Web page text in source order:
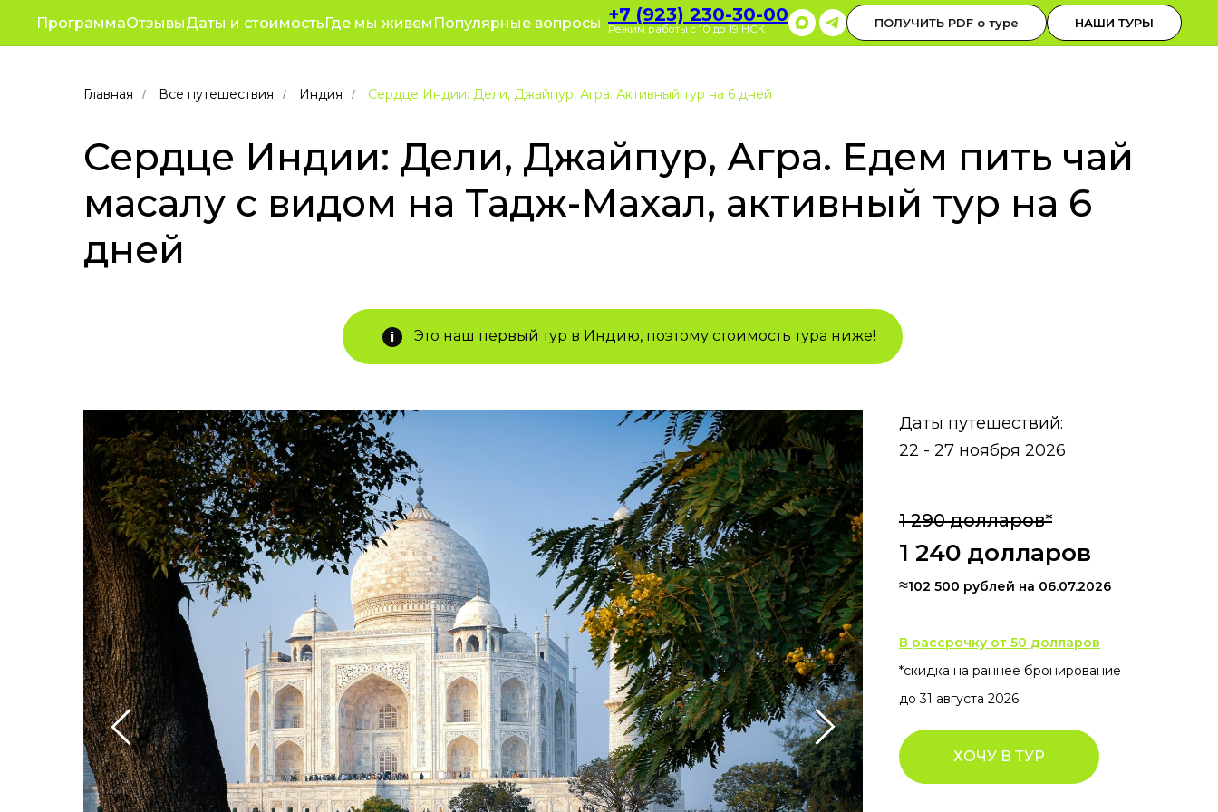
Популярные
туры
Путешествия Корпоративные туры
Полезное
Отзывы
О нас
+7 (923) 230-30-00
Режим работы с 10 до 19 НСК ОБРАТНЫЙ ЗВОНОК
Главная / Все путешествия / Индия / Сердце Индии: Дели, Джайпур, Агра. Активный тур на 6 дней
Сердце Индии: Дели, Джайпур, Агра. Едем пить чай
масалу с видом на Тадж-Махал, активный тур на 6
дней
Это наш первый тур в Индию, поэтому стоимость тура ниже!
i
Даты путешествий:
22 - 27 ноября 2026
1 290 долларов*
1 240 долларов
≈102 500 рублей на 06.07.2026
В рассрочку от 50 долларов
*скидка на раннее бронирование
до 31 августа 2026
ХОЧУ В ТУР
ПрограммаОтзывыДаты и стоимостьГде мы живем Популярные вопросы +7 (923) 230-30-00
Режим работы с 10 до 19 НСК ПОЛУЧИТЬ PDF о туре НАШИ ТУРЫ